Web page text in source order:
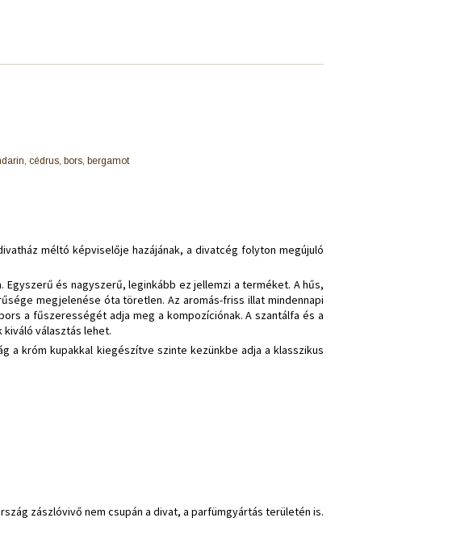
cédrus, bors, bergamot
méltó képviselője hazájának, a divatcég folyton megújuló
és nagyszerű, leginkább ez jellemzi a terméket. A hűs,
megjelenése óta töretlen. Az aromás-friss illat mindennapi
a fűszerességét adja meg a kompozíciónak. A szantálfa és a
választás lehet.
a króm kupakkal kiegészítve szinte kezünkbe adja a klasszikus
zászlóvivő nem csupán a divat, a parfümgyártás területén is.